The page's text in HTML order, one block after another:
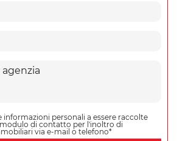
informazioni personali a essere raccolte
di contatto per l'inoltro di
via e-mail o telefono*